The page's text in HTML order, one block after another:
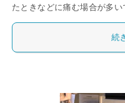
たときなどに痛む場合が多
続